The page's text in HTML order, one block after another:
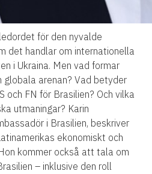
för den nyvalde
det handlar om internationella
i Ukraina. Men vad formar
globala arenan? Vad betyder
och FN för Brasilien? Och vilka
utmaningar? Karin
i Brasilien, beskriver
ekonomiskt och
kommer också att tala om
– inklusive den roll